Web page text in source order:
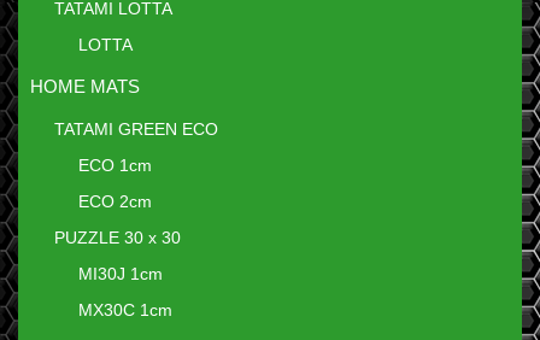
TATAMI LOTTA
LOTTA
HOME MATS
TATAMI GREEN ECO
ECO 1cm
ECO 2cm
PUZZLE 30 x 30
MI30J 1cm
MX30C 1cm